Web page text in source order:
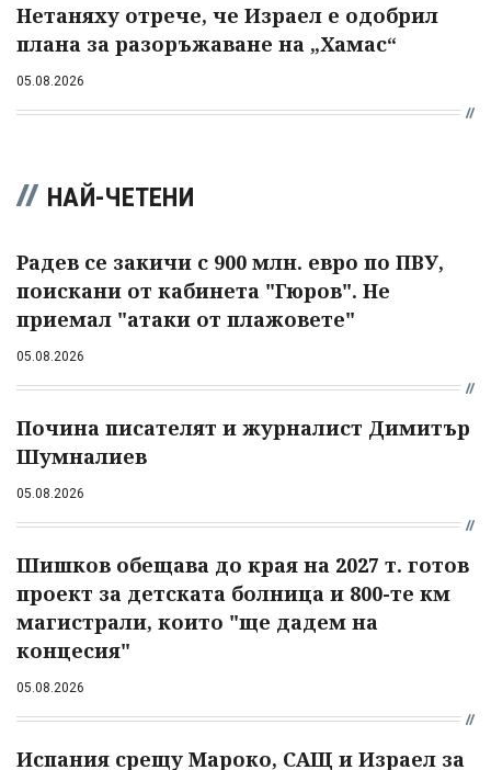
Нетаняху отрече, че Израел е одобрил
плана за разоръжаване на „Хамас“
05.08.2026
НАЙ-ЧЕТЕНИ
Радев се закичи с 900 млн. евро по ПВУ,
поискани от кабинета "Гюров". Не
приемал "атаки от плажовете"
05.08.2026
Почина писателят и журналист Димитър
Шумналиев
05.08.2026
Шишков обещава до края на 2027 т. готов
проект за детската болница и 800-те км
магистрали, които "ще дадем на
концесия"
05.08.2026
Испания срещу Мароко, САЩ и Израел за